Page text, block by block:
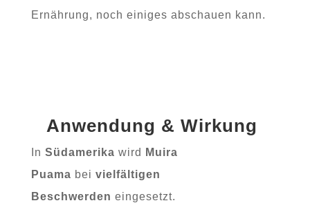
Ernährung, noch einiges abschauen kann.
Anwendung & Wirkung
In Südamerika wird
Muira
Puama bei vielfältigen
Beschwerden eingesetzt.